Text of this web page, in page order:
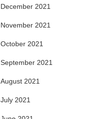
December 2021
November 2021
October 2021
September 2021
August 2021
July 2021